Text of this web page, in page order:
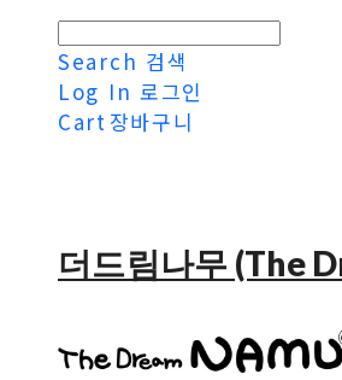
Search 검색
Log In 로그인
Cart 장바구니
더드림나무 (The